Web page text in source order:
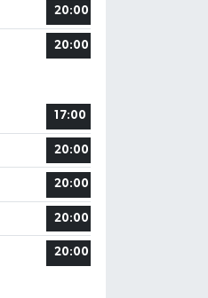
20:00
20:00
17:00
20:00
20:00
20:00
20:00